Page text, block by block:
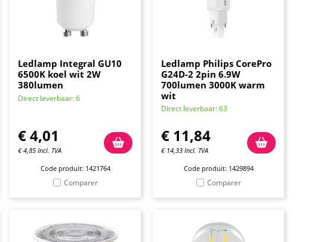
Ledlamp Integral GU10
6500K koel wit 2W
380lumen
Direct leverbaar: 6
€4,01
€4,85 Incl. TVA
Code produit: 1421764
Comparer
Ledlamp Philips CorePro
G24D-2 2pin 6.9W
700lumen 3000K warm
wit
Direct leverbaar: 63
€ 11,84
€ 14,33 Incl. TVA
Code produit: 1429894
Comparer